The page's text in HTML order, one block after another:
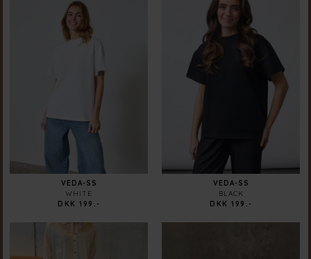
VEDA-SS
WHITE
DKK 199.-
VEDA-SS
BLACK
DKK 199.-